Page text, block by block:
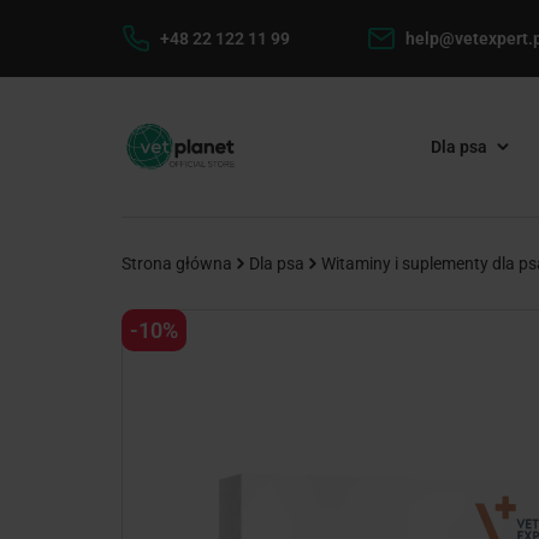
+48 22 122 11 99
Dla psa
Strona główna Dla psa Witaminy i suplementy dla
-10%